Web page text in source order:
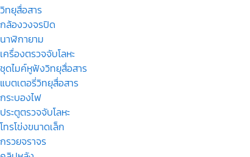
วิทยุสื่อสาร
กล้องวงจรปิด
นาฬิกายาม
เครื่องตรวจจับโลหะ
ชุดไมค์หูฟังวิทยุสื่อสาร
แบตเตอรี่วิทยุสื่อสาร
กระบองไฟ
ประตูตรวจจับโลหะ
โทรโข่งขนาดเล็ก
กรวยจราจร